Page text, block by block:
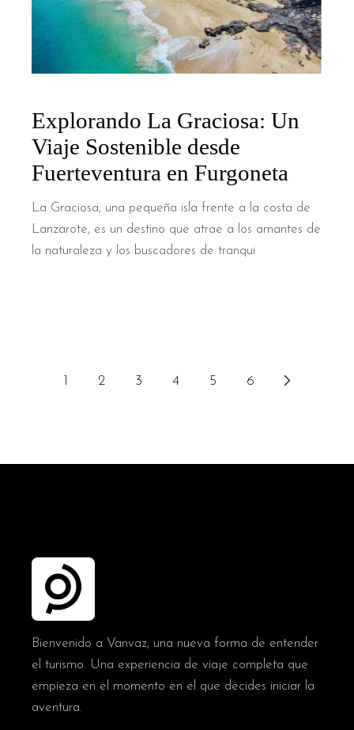
Explorando La Graciosa: Un
Viaje Sostenible desde
Fuerteventura en Furgoneta
La Graciosa, una pequeña isla frente a la costa de
Lanzarote, es un destino que atrae a los amantes de
la naturaleza y los buscadores de tranqui
2 3 4 5 6
Bienvenido a Vanvaz, una nueva forma de entender
el turismo. Una experiencia de viaje completa que
empieza en el momento en el que decides iniciar la
aventura.